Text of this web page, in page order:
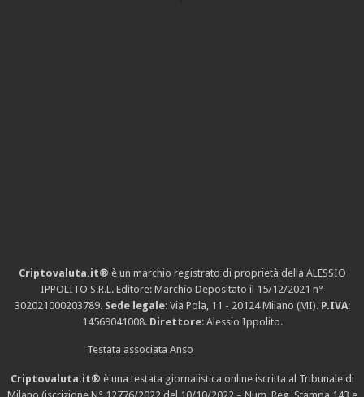
Criptovaluta.it® è un marchio registrato di proprietà della ALESSIO
IPPOLITO S.R.L. Editore: Marchio Depositato il 15/12/2021 n°
302021000203789. Sede legale: Via Pola, 11 - 20124 Milano (MI). P.IVA:
14569041008. Direttore: Alessio Ippolito.
Testata associata Anso
Criptovaluta.it® è una testata giornalistica online iscritta al Tribunale di